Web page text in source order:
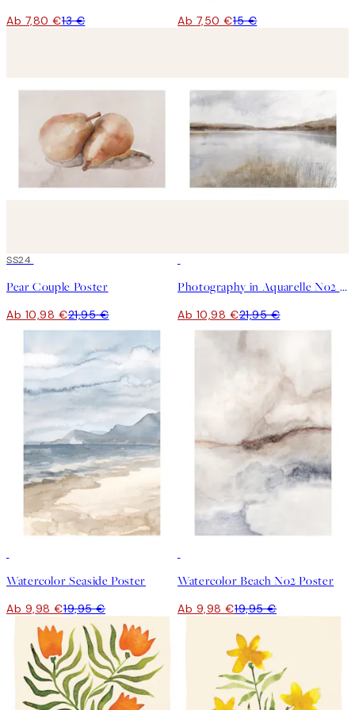
Ab 7,80 €13 € Ab 7,50 €15 €
50%*
SS24
Pear Couple Poster
Ab 10,98 €21,95 €
Photography in Aquarelle No2 Poster
Ab 10,98 €21,95 €
Watercolor Seaside Poster
Ab 9,98 €19,95 €
Watercolor Beach No2 Poster
Ab 9,98 €19,95 €